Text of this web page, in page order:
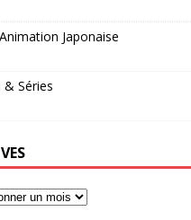
Japonaise
& Séries